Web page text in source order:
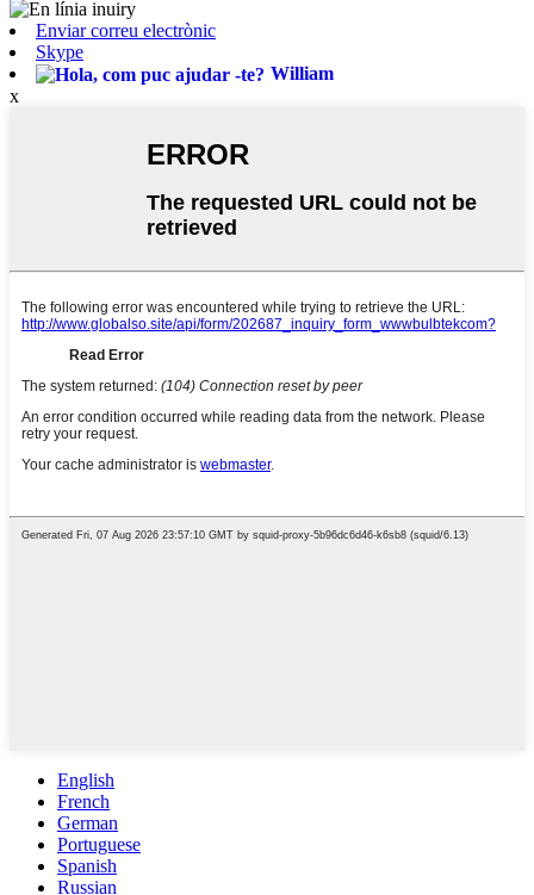
Enviar correu electrònic
Skype
William
x
English
French
German
Portuguese
Spanish
Russian